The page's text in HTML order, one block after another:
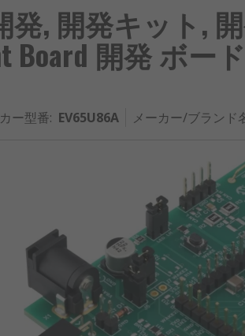
発, 開発キット,
Board 開発 ボー
ー型番: EV65U86A メーカー/ブランド